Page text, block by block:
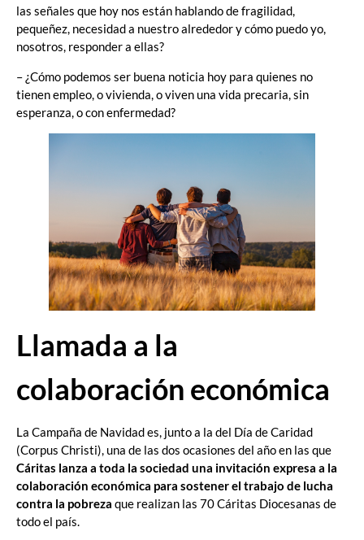
las señales que hoy nos están hablando de fragilidad,
pequeñez, necesidad a nuestro alrededor y cómo puedo yo,
nosotros, responder a ellas?
– ¿Cómo podemos ser buena noticia hoy para quienes no
tienen empleo, o vivienda, o viven una vida precaria, sin
esperanza, o con enfermedad?
Llamada a la
colaboración económica
La Campaña de Navidad es, junto a la del Día de Caridad
(Corpus Christi), una de las dos ocasiones del año en las que
Cáritas lanza a toda la sociedad una invitación expresa a la
colaboración económica para sostener el trabajo de lucha
contra la pobreza que realizan las 70 Cáritas Diocesanas de
todo el país.